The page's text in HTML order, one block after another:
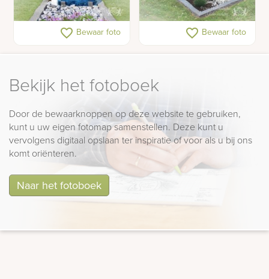
Lichte ruwe gedenksteen
en blauw glas
favorite_border Bewaar foto
Leisteen grafsteen met
favorite_border Bewaar foto
Bekijk het fotoboek
Door de bewaarknoppen op deze website te gebruiken,
kunt u uw eigen fotomap samenstellen. Deze kunt u
vervolgens digitaal opslaan ter inspiratie of voor als u bij ons
komt oriënteren.
Naar het fotoboek